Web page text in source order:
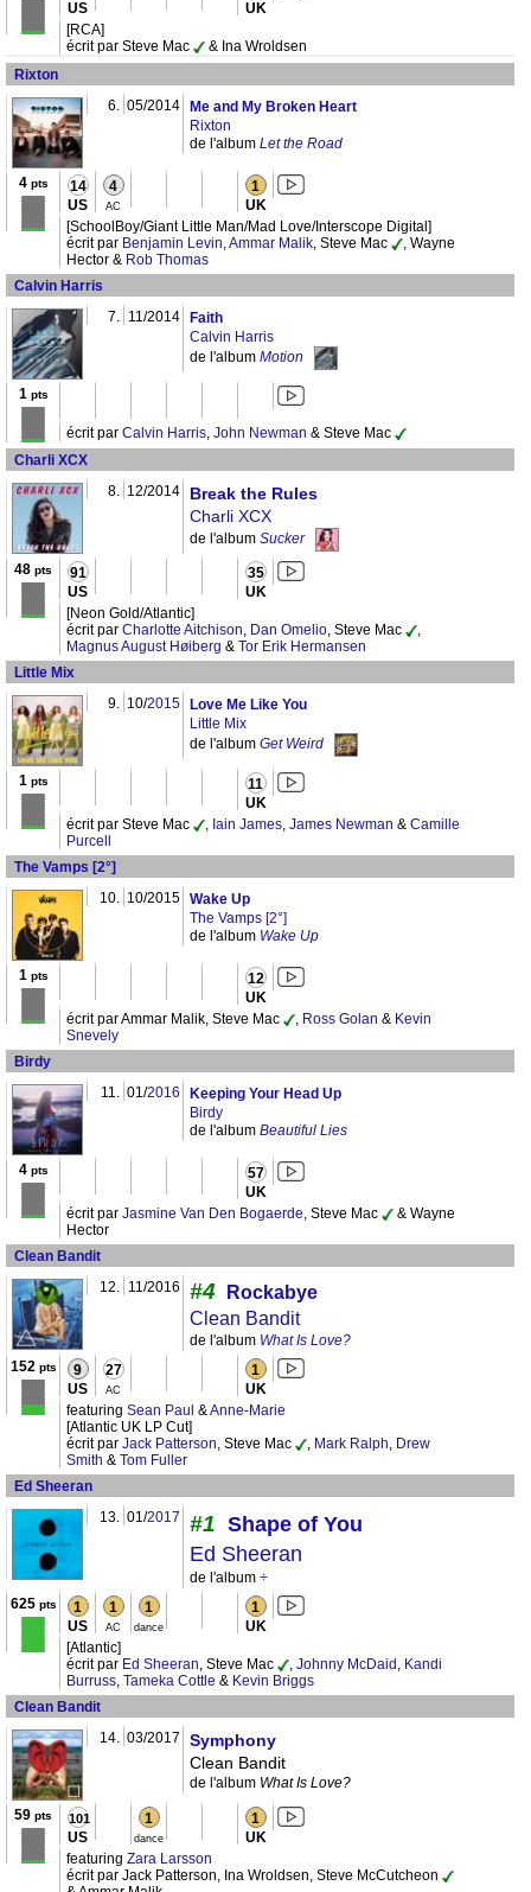
US UK
[RCA]
écrit par Steve Mac
& Ina Wroldsen
Rixton
6. 05/2014
Me and My Broken Heart
Rixton
de l'album Let the Road
4pts 14
US
4
AC
1
UK
[SchoolBoy/Giant Little Man/Mad Love/Interscope Digital]
écrit par Benjamin Levin,Ammar Malik, Steve Mac
, Wayne
Hector & Rob Thomas
Calvin Harris
7. 11/2014
Faith
Calvin Harris
de l'album Motion
1 pts
écrit par Calvin Harris, John Newman & Steve Mac
Charli XCX
8. 12/2014
Break the Rules
Charli XCX
de l'album Sucker
48 pts 91
US
35
UK
[Neon Gold/Atlantic]
écrit par Charlotte Aitchison, Dan Omelio, Steve Mac
,
Magnus August Høiberg & Tor Erik Hermansen
Little Mix
9. 10/2015
Love Me Like You
Little Mix
de l'album Get Weird
1 pts 11
UK
écrit par Steve Mac , Iain James, James Newman & Camille
Purcell
The Vamps [2°]
10. 10/2015 Wake Up
The Vamps [2°]
de l'album Wake Up
1 pts 12
UK
écrit par Ammar Malik, Steve Mac , Ross Golan & Kevin
Snevely
Birdy
11. 01/2016
Keeping Your Head Up
Birdy
de l'album Beautiful Lies
4pts 57
UK
écrit par Jasmine Van Den Bogaerde, Steve Mac
& Wayne
Hector
Clean Bandit
12. 11/2016 #4
Rockabye
Clean Bandit
de l'album What Is Love?
152 pts 9
US
27
AC
1
UK
featuring Sean Paul &Anne-Marie
[Atlantic UK LP Cut]
écrit par Jack Patterson, Steve Mac , Mark Ralph, Drew
Smith & Tom Fuller
Ed Sheeran
13. 01/2017 #1 Shape of You
Ed Sheeran
de l'album ÷
625pts 1
US
1
AC
1
dance
1
UK
[Atlantic]
écrit par Ed Sheeran, Steve Mac , Johnny McDaid , Kandi
Burruss, Tameka Cottle & Kevin Briggs
Clean Bandit
14. 03/2017
Symphony
Clean Bandit
de l'album What Is Love?
59 pts
101
US
1
dance
1
UK
featuring Zara Larsson
écrit par Jack Patterson, Ina Wroldsen, Steve McCutcheon